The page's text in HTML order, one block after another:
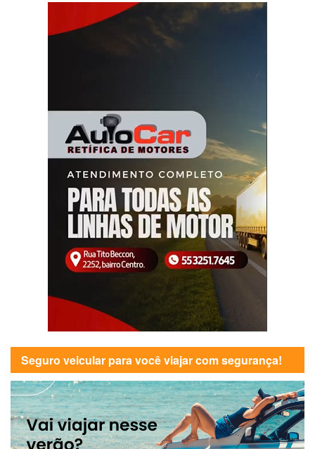
Seguro veicular para você viajar com segurança!